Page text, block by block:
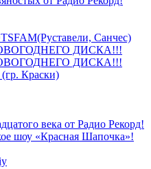
Санчес)
ДИСКА!!!
ДИСКА!!!
Краски)
века от Радио Рекорд!
шоу «Красная Шапочка»!